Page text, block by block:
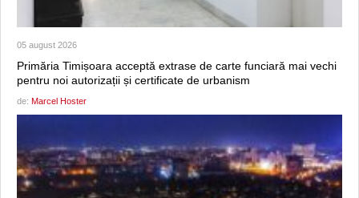
05 august 2026
Primăria Timișoara acceptă extrase de carte funciară mai vechi
pentru noi autorizații și certificate de urbanism
de: Marcel Hoster